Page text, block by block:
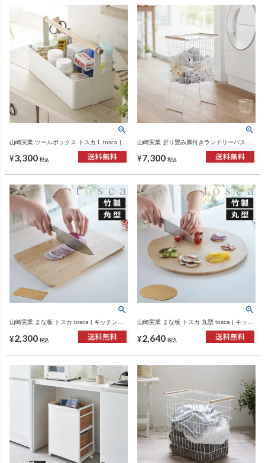
山崎実業 ツールボックス トスカ L tosca |
¥3,300 税込
山崎実業 折り畳み脚付きランドリーバスケ
ズ
¥7,300 税込
山崎実業 まな板 トスカ tosca | キッチン雑
¥2,300 税込
山崎実業 まな板 トスカ 丸型 tosca | キッチ
¥2,640 税込